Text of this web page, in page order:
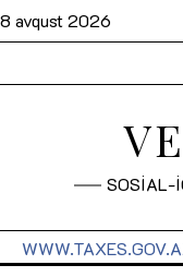
8 avqust 2026
SOSİAL-